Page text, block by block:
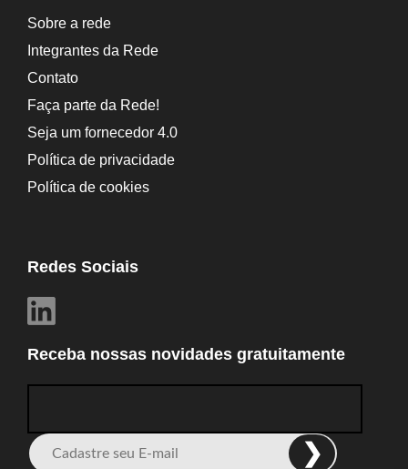
Sobre a rede
Integrantes da Rede
Contato
Faça parte da Rede!
Seja um fornecedor 4.0
Política de privacidade
Política de cookies
Redes Sociais
Receba nossas novidades gratuitamente